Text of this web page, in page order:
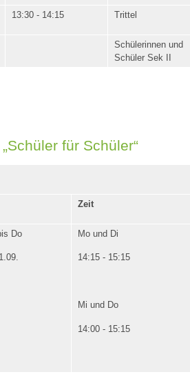
13:30 - 14:15 Trittel
Schülerinnen und
Schüler Sek II
für Schüler“
Zeit
Do Mo und Di
14:15 - 15:15
Mi und Do
14:00 - 15:15